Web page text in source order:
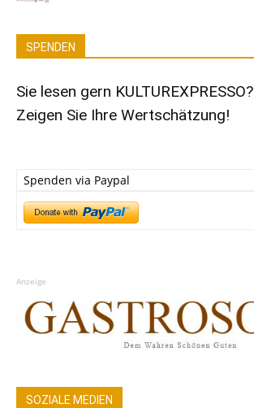
SPENDEN
Sie lesen gern KULTUREXPRESSO?
Zeigen Sie Ihre Wertschätzung!
Spenden via Paypal
Anzeige
SOZIALE MEDIEN